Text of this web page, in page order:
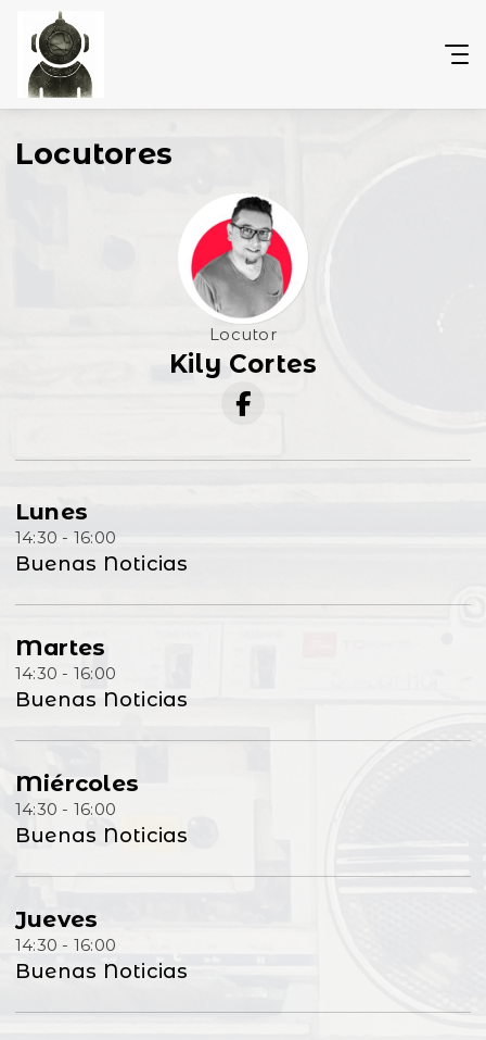
Locutores
Locutor
Kily Cortes
Lunes
14:30 - 16:00
Buenas Noticias
Martes
14:30 - 16:00
Buenas Noticias
Miércoles
14:30 - 16:00
Buenas Noticias
Jueves
14:30 - 16:00
Buenas Noticias